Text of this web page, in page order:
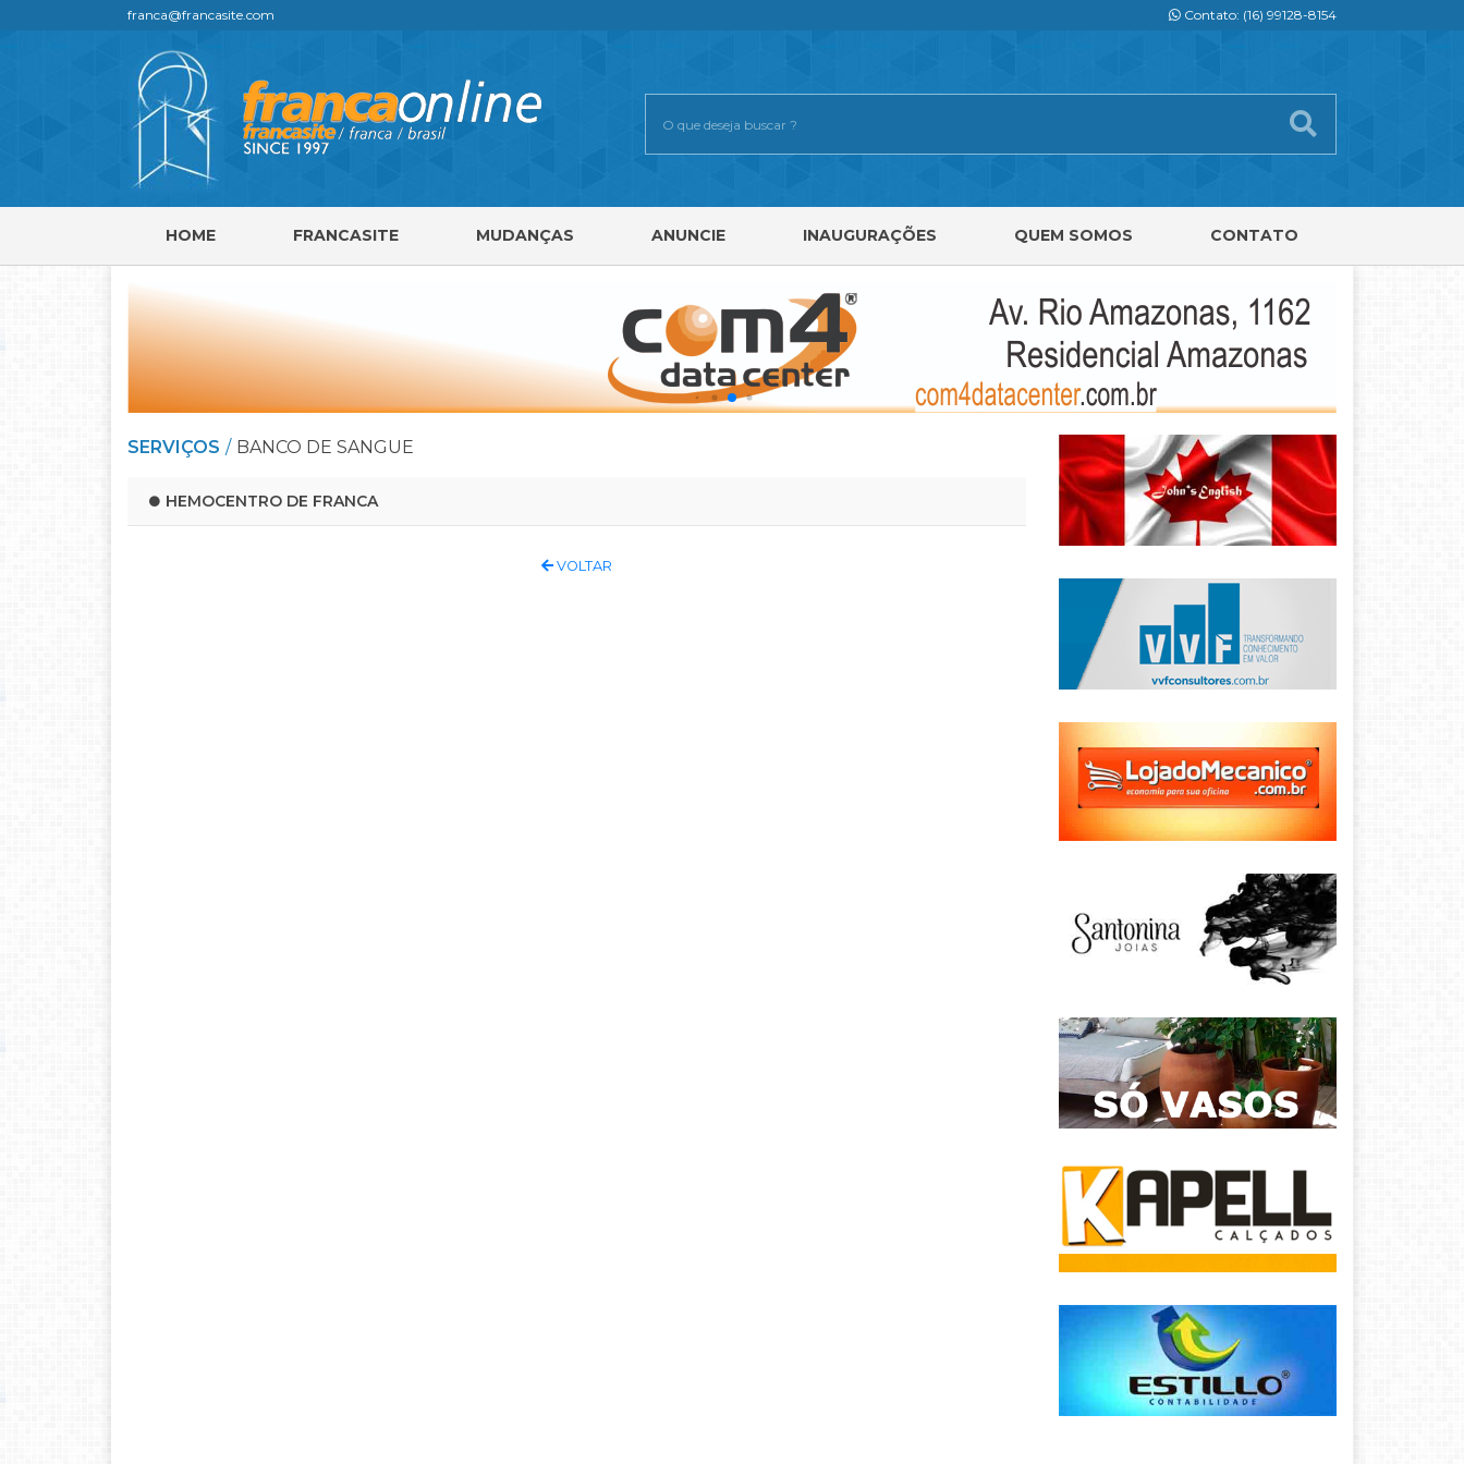
franca@francasite.com Contato: (16) 99128-8154
HOME FRANCASITE MUDANÇAS ANUNCIE INAUGURAÇÕES QUEM SOMOS CONTATO
SERVIÇOS BANCO DE SANGUE
HEMOCENTRO DE FRANCA
VOLTAR